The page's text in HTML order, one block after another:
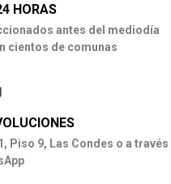
HORAS
antes del mediodía
cientos de comunas
Piso 9, Las Condes o a través